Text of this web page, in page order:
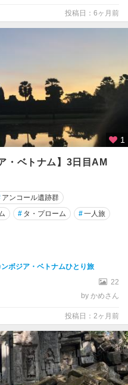
投稿日：6ヶ月前
1
・ベトナム】3日目AM
アンコール遺跡群
# タ・プローム #一人旅
ボジア・ベトナムひとり旅
22
by かめさん
投稿日：2ヶ月前